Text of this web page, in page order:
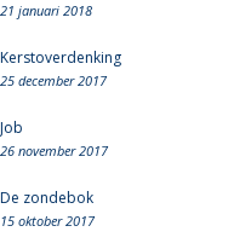
21 januari 2018
Kerstoverdenking
25 december 2017
Job
26 november 2017
De zondebok
15 oktober 2017